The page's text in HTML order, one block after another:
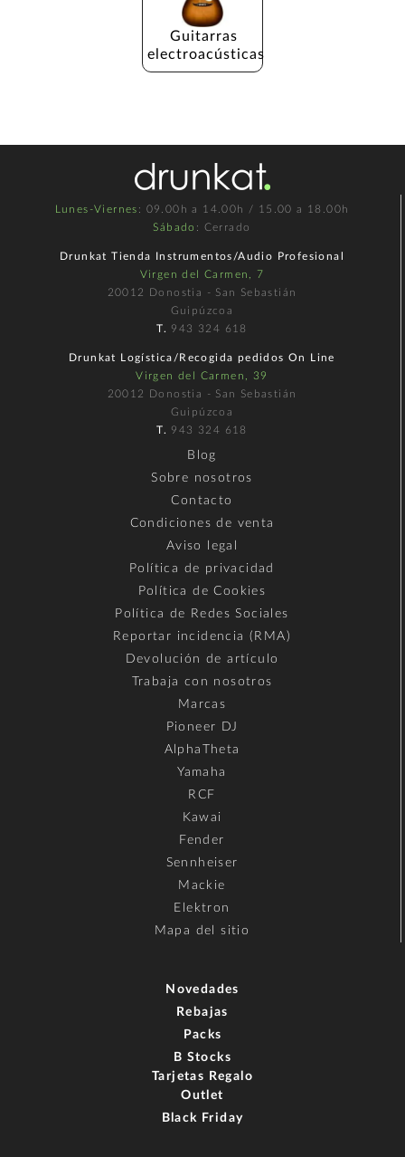
Guitarras
electroacústicas
Lunes-Viernes : 09.00h a 14.00h / 15.00 a 18.00h
Sábado : Cerrado
Drunkat Tienda Instrumentos/Audio Profesional
Virgen del Carmen, 7
20012 Donostia - San Sebastián
Guipúzcoa
T. 943 324 618
Drunkat Logística/Recogida pedidos On Line
Virgen del Carmen, 39
20012 Donostia - San Sebastián
Guipúzcoa
T. 943 324 618
Blog
Sobre nosotros
Contacto
Condiciones de venta
Aviso legal
Política de privacidad
Política de Cookies
Política de Redes Sociales
Reportar incidencia (RMA)
Devolución de artículo
Trabaja con nosotros
Marcas
Pioneer DJ
AlphaTheta
Yamaha
RCF
Kawai
Fender
Sennheiser
Mackie
Elektron
Mapa del sitio
Novedades
Rebajas
Packs
B Stocks
Tarjetas Regalo
Outlet
Black Friday